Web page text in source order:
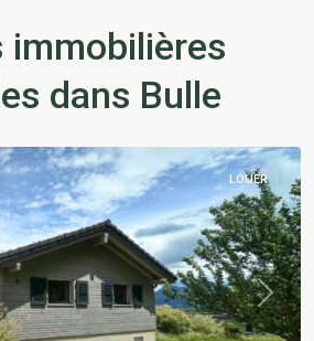
immobilières
dans Bulle
Next
LOUER